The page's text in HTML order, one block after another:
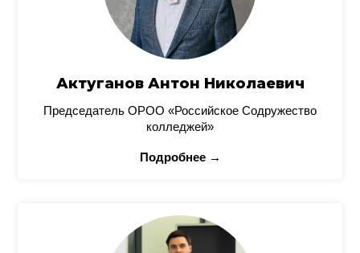
Актуганов Антон Николаевич
Председатель ОРОО «Российское Содружество
колледжей»
Подробнее →